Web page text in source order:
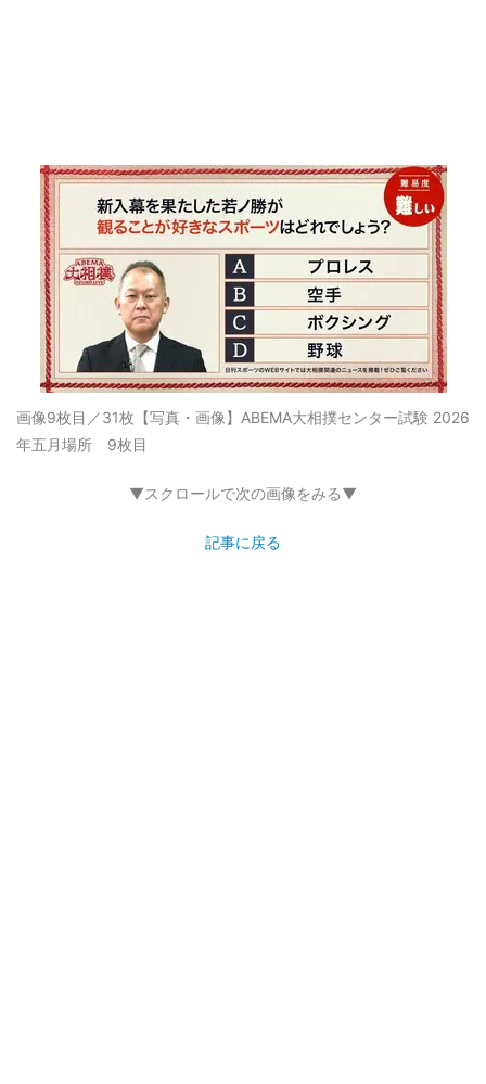
画像9枚目／31枚 【写真・画像】ABEMA大相撲センター試験 2026
年五月場所 9枚目
▼スクロールで次の画像をみる▼
記事に戻る